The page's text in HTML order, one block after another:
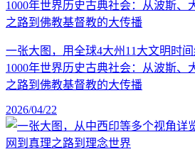
一张大图，用全球4大州11大文明时
1000年世界历史古典社会：从波斯、
之路到佛教基督教的大传播
2026/04/22